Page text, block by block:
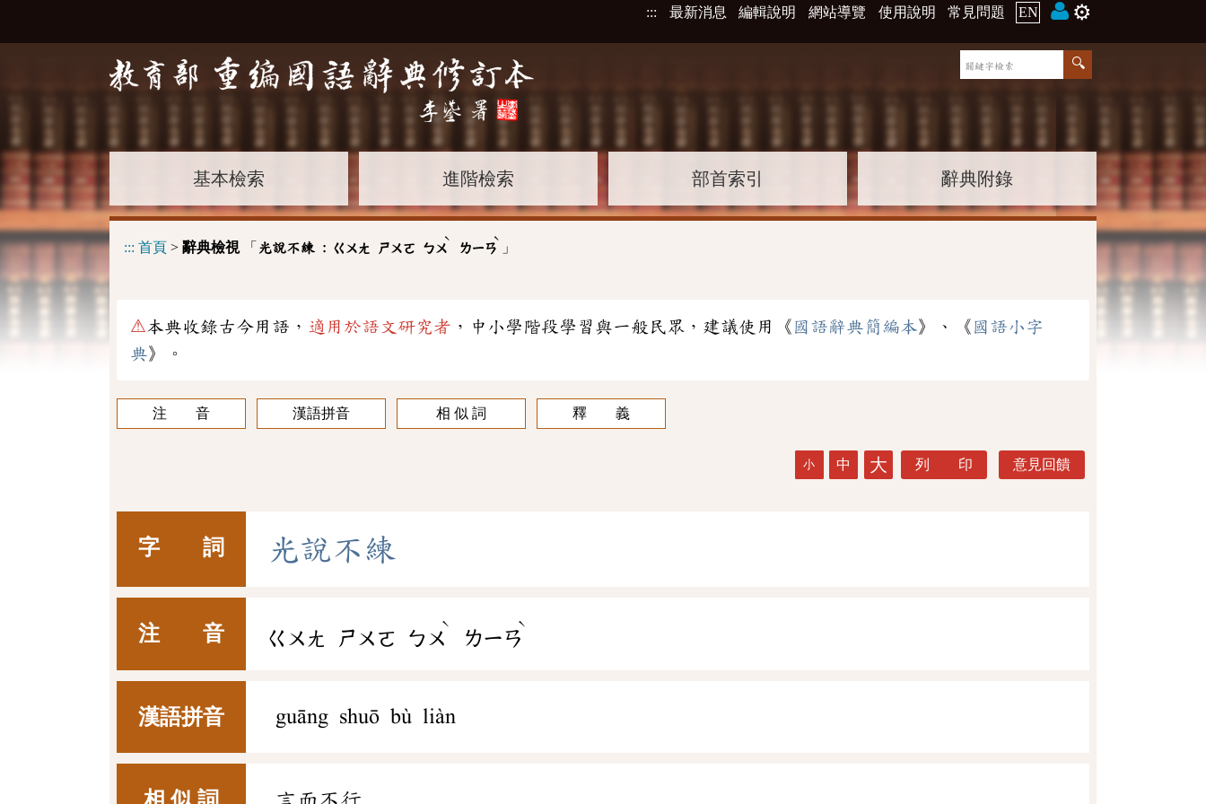
::: 最新消息 編輯說明 網站導覽 使用說明 常見問題 EN ⚙️
基本檢索 進階檢索 部首索引 辭典附錄
::: 首頁 > 辭典檢視「 光說不練 : ㄍㄨㄤ ㄕㄨㄛ ㄅㄨ
ˋ
ㄌㄧㄢ
ˋ
」
⚠本典收錄古今用語， 適用於語文研究者 ，中小學階段學習與一般民眾，建議使用《 國語辭典簡編本》、《 國語小字
典》。
注 音 漢語拼音 相 似 詞 釋 義
小 中 大 列 印 意見回饋
字 詞 光說不練
注 音 ㄍㄨㄤ ㄕㄨㄛ ㄅㄨ
ˋ
ㄌㄧㄢ
ˋ
漢語拼音 guāng shuō bù liàn
言而不行